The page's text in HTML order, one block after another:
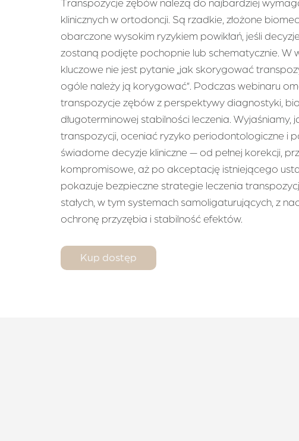
Transpozycje zębów należą do najbardziej
klinicznych w ortodoncji. Są rzadkie, złożone
obarczone wysokim ryzykiem powikłań, jeśli
zostaną podjęte pochopnie lub schematycznie. W
kluczowe nie jest pytanie „jak skorygować
ogóle należy ją korygować”. Podczas webinaru
transpozycje zębów z perspektywy diagnostyki,
długoterminowej stabilności leczenia. Wyjaśniamy,
transpozycji, oceniać ryzyko periodontologiczne i
świadome decyzje kliniczne — od pełnej korekcji,
kompromisowe, aż po akceptację istniejącego
pokazuje bezpieczne strategie leczenia
stałych, w tym systemach samoligaturujących, z
ochronę przyzębia i stabilność efektów.
Kup dostęp